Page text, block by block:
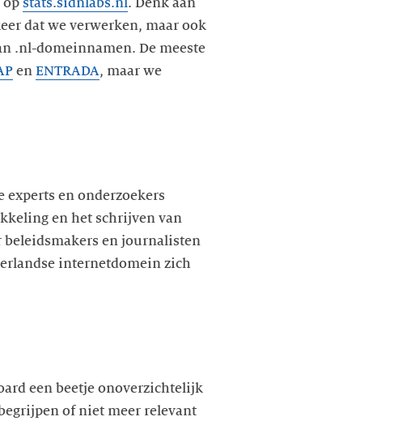
dat we verwerken, maar ook
.nl-domeinnamen. De meeste
en ENTRADA, maar we
en onderzoekers
en het schrijven van
en journalisten
internetdomein zich
een beetje onoverzichtelijk
of niet meer relevant